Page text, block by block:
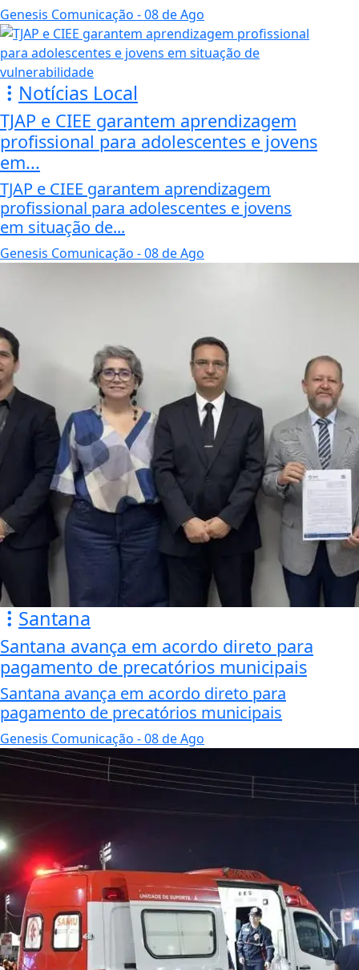
Genesis Comunicação - 08 de Ago
Notícias Local
TJAP e CIEE garantem aprendizagem
profissional para adolescentes e jovens
em...
TJAP e CIEE garantem aprendizagem
profissional para adolescentes e jovens
em situação de...
Genesis Comunicação - 08 de Ago
Santana
Santana avança em acordo direto para
pagamento de precatórios municipais
Santana avança em acordo direto para
pagamento de precatórios municipais
Genesis Comunicação - 08 de Ago